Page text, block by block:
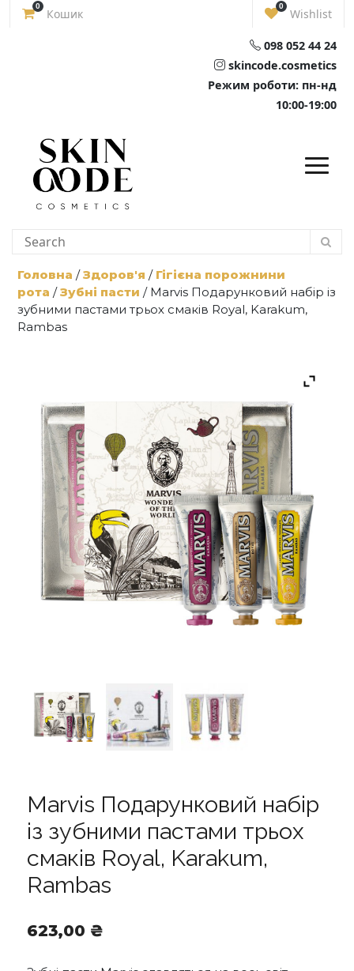
Skip
0
Кошик
0
Wishlist
098 052 44 24
skincode.cosmetics
Режим роботи: пн-нд
10:00-19:00
Головна /Здоров'я / Гігієна порожнини
рота /Зубні пасти / Marvis Подарунковий набір із
зубними пастами трьох смаків Royal, Karakum,
Rambas
Marvis Подарунковий набір
із зубними пастами трьох
смаків Royal, Karakum,
Rambas
623,00 ₴